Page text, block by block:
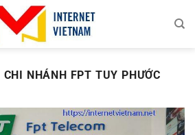
CHI NHÁNH FPT TUY PHƯỚC